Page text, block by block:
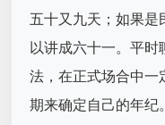
五十又九天；如果是
以讲成六十一。平
法，在正式场合中一
期来确定自己的年纪